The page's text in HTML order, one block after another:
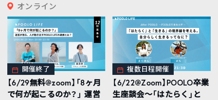
オンライン
開催終了
【6/29無料@zoom】「8ヶ月
で何が起こるのか？」 運営
複数日程開催
【6/22@Zoom】POOLO卒業
生座談会〜「はたらく」と